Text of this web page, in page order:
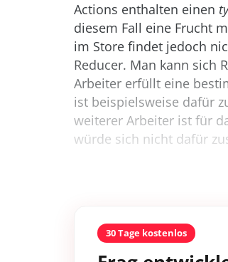
Actions enthalten einen
diesem Fall eine Frucht
im Store findet jedoch
Reducer. Man kann sich
Arbeiter erfüllt eine
ist beispielsweise dafür
weiterer Arbeiter ist für
würde sich nicht dafür
30 Tage kostenlos